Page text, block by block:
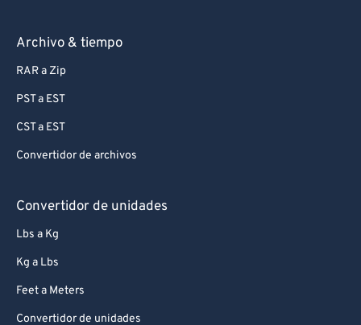
Archivo & tiempo
RAR a Zip
PST a EST
CST a EST
Convertidor de archivos
Convertidor de unidades
Lbs a Kg
Kg a Lbs
Feet a Meters
Convertidor de unidades